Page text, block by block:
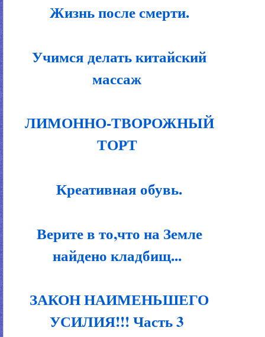
Жизнь после смерти.
Учимся делать китайский
массаж
ЛИМОННО-ТВОРОЖНЫЙ
ТОРТ
Креативная обувь.
Верите в то,что на Земле
найдено кладбищ...
ЗАКОН НАИМЕНЬШЕГО
УСИЛИЯ!!! Часть 3